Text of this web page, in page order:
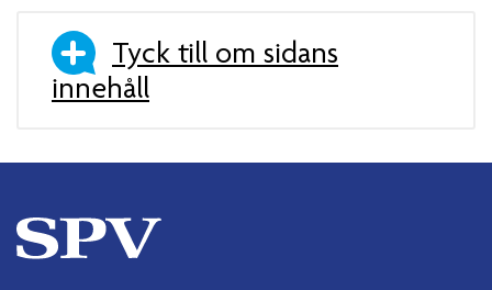
Tyck till om sidans
innehåll